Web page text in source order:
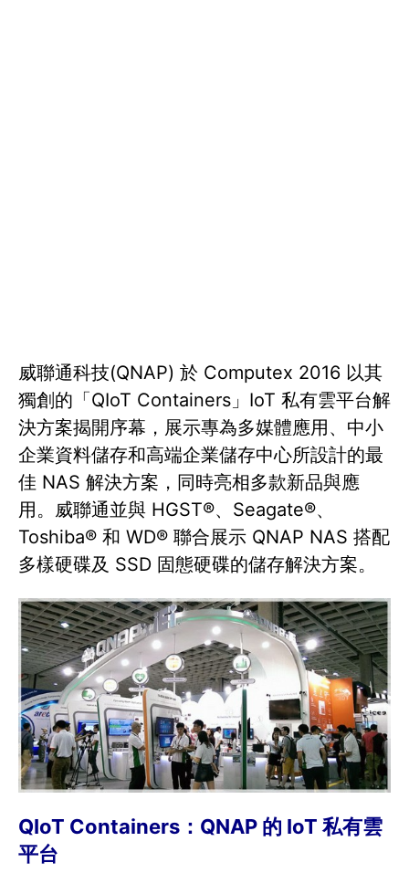
威聯通科技(QNAP) 於 Computex 2016 以其
獨創的「QIoT Containers」IoT 私有雲平台解
決方案揭開序幕，展示專為多媒體應用、中小
企業資料儲存和高端企業儲存中心所設計的最
佳 NAS 解決方案，同時亮相多款新品與應
用。威聯通並與 HGST®、Seagate®、
Toshiba® 和 WD® 聯合展示 QNAP NAS 搭配
多樣硬碟及 SSD 固態硬碟的儲存解決方案。
QIoT Containers：QNAP 的 IoT 私有雲
平台